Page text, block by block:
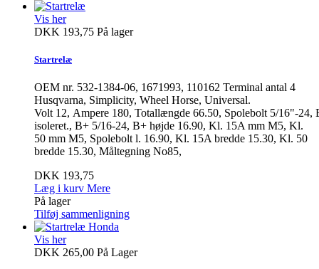
Vis her
DKK 193,75 På lager
Startrelæ
OEM nr. 532-1384-06, 1671993, 110162 Terminal antal 4
Husqvarna, Simplicity, Wheel Horse, Universal.
Volt 12, Ampere 180, Totallængde 66.50, Spolebolt 5/16"-
isoleret., B+ 5/16-24, B+ højde 16.90, Kl. 15A mm M5, Kl.
50 mm M5, Spolebolt l. 16.90, Kl. 15A bredde 15.30, Kl. 50
bredde 15.30, Måltegning No85,
DKK 193,75
Læg i kurv Mere
På lager
Tilføj sammenligning
Vis her
DKK 265,00 På Lager